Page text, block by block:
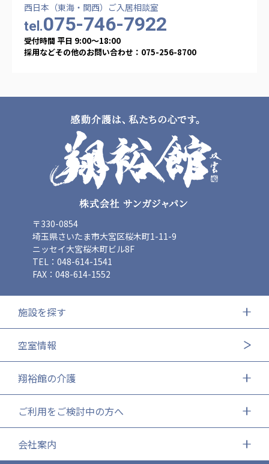
西日本（東海・関西）ご入居相談室
tel.075-746-7922
受付時間 平日 9:00〜18:00
採用などその他のお問い合わせ：075-256-8700
〒330-0854
埼玉県さいたま市大宮区桜木町1-11-9
ニッセイ大宮桜木町ビル8F
TEL：048-614-1541
FAX：048-614-1552
施設を探す
空室情報
翔裕館の介護
ご利用をご検討中の方へ
会社案内